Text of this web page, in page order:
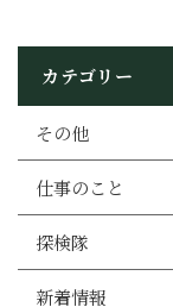
カテゴリー
その他
仕事のこと
探検隊
新着情報